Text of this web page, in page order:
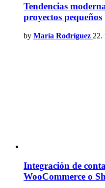
Tendencias
proyectos pequeños
by María Rodríguez 22.
Integración de
WooCommerce o